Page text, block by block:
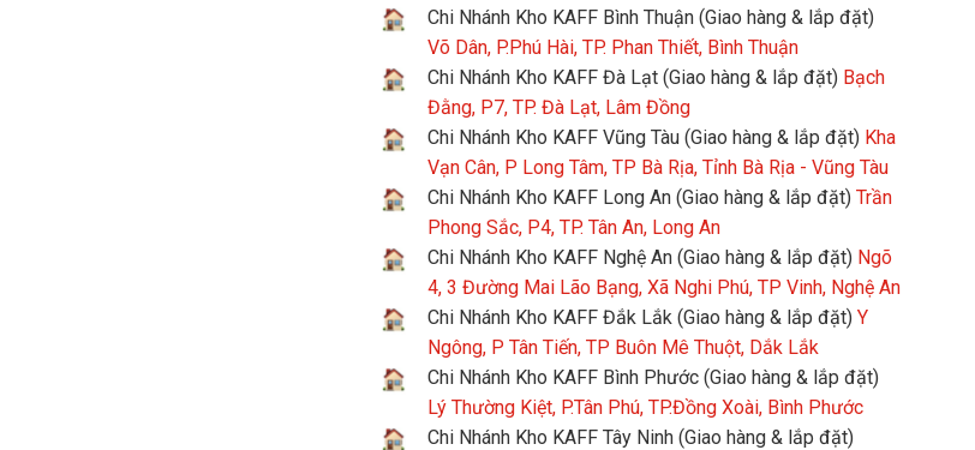
Chi Nhánh Kho KAFF Bình Thuận (Giao hàng & lắp đặt)
Võ Dân, P.Phú Hài, TP. Phan Thiết, Bình Thuận
Chi Nhánh Kho KAFF Đà Lạt (Giao hàng & lắp đặt) Bạch
Đằng, P7, TP. Đà Lạt, Lâm Đồng
Chi Nhánh Kho KAFF Vũng Tàu (Giao hàng & lắp đặt) Kha
Vạn Cân, P Long Tâm, TP Bà Rịa, Tỉnh Bà Rịa - Vũng Tàu
Chi Nhánh Kho KAFF Long An (Giao hàng & lắp đặt) Trần
Phong Sắc, P4, TP. Tân An, Long An
Chi Nhánh Kho KAFF Nghệ An (Giao hàng & lắp đặt) Ngõ
4, 3 Đường Mai Lão Bạng, Xã Nghi Phú, TP Vinh, Nghệ An
Chi Nhánh Kho KAFF Đắk Lắk (Giao hàng & lắp đặt) Y
Ngông, P Tân Tiến, TP Buôn Mê Thuột, Dắk Lắk
Chi Nhánh Kho KAFF Bình Phước (Giao hàng & lắp đặt)
Lý Thường Kiệt, P.Tân Phú, TP.Đồng Xoài, Bình Phước
Chi Nhánh Kho KAFF Tây Ninh (Giao hàng & lắp đặt)